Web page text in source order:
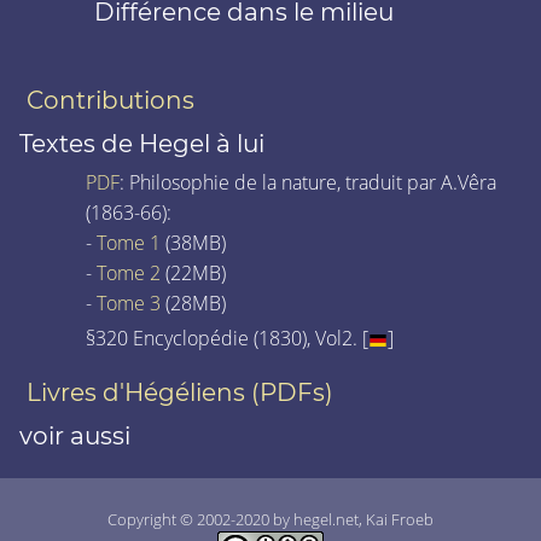
Différence dans le milieu
Contributions
Textes de Hegel à lui
PDF: Philosophie de la nature, traduit par A.Vêra
(1863-66):
-Tome 1 (38MB)
-Tome 2 (22MB)
-Tome 3 (28MB)
§320 Encyclopédie (1830), Vol2. [
]
Livres d'Hégéliens (PDFs)
voir aussi
Copyright © 2002-2020 by hegel.net, Kai Froeb